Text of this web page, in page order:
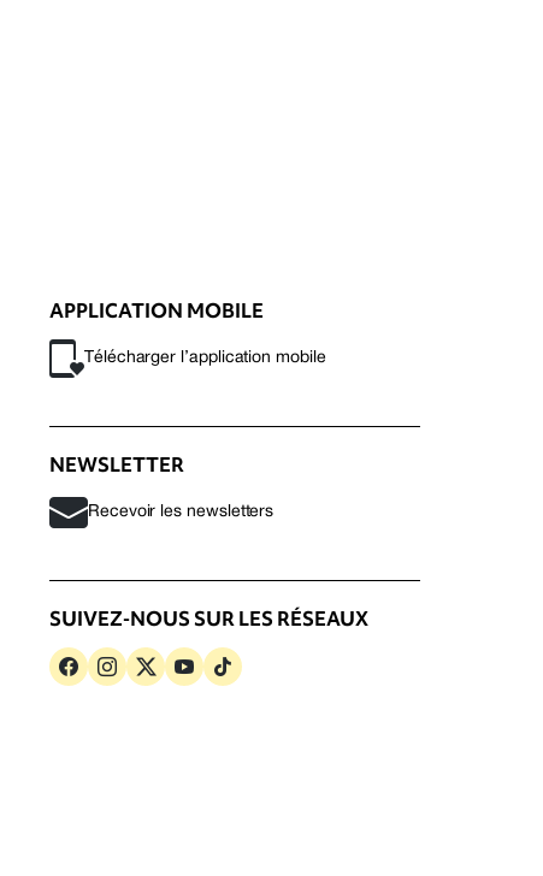
APPLICATION MOBILE
Télécharger l’application mobile
NEWSLETTER
Recevoir les newsletters
SUIVEZ-NOUS SUR LES RÉSEAUX